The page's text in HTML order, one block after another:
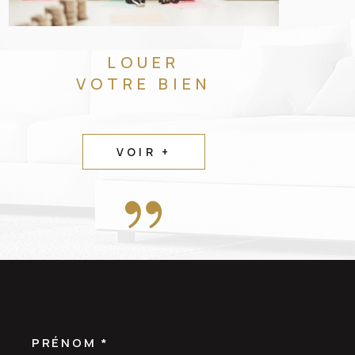
LOUER
VOTRE BIEN
VOIR +
PRÉNOM *